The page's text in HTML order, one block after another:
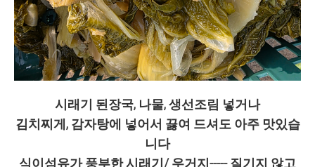
시래기 된장국, 나물, 생선조림 넣거나
김치찌게, 감자탕에 넣어서 끓여 드셔도 아주 맛있습
니다
식이섬유가 풍부한 시래기/ 우거지----- 질기지 않고